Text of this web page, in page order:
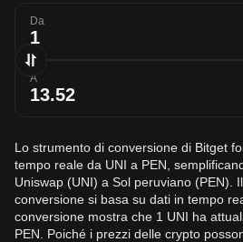
Da
A
Lo strumento di conversione di Bitget
tempo reale da UNI a PEN,
Uniswap (UNI) a Sol peruviano (PEN).
conversione si basa su dati in tempo
conversione mostra che 1 UNI ha
PEN. Poiché i prezzi delle crypto